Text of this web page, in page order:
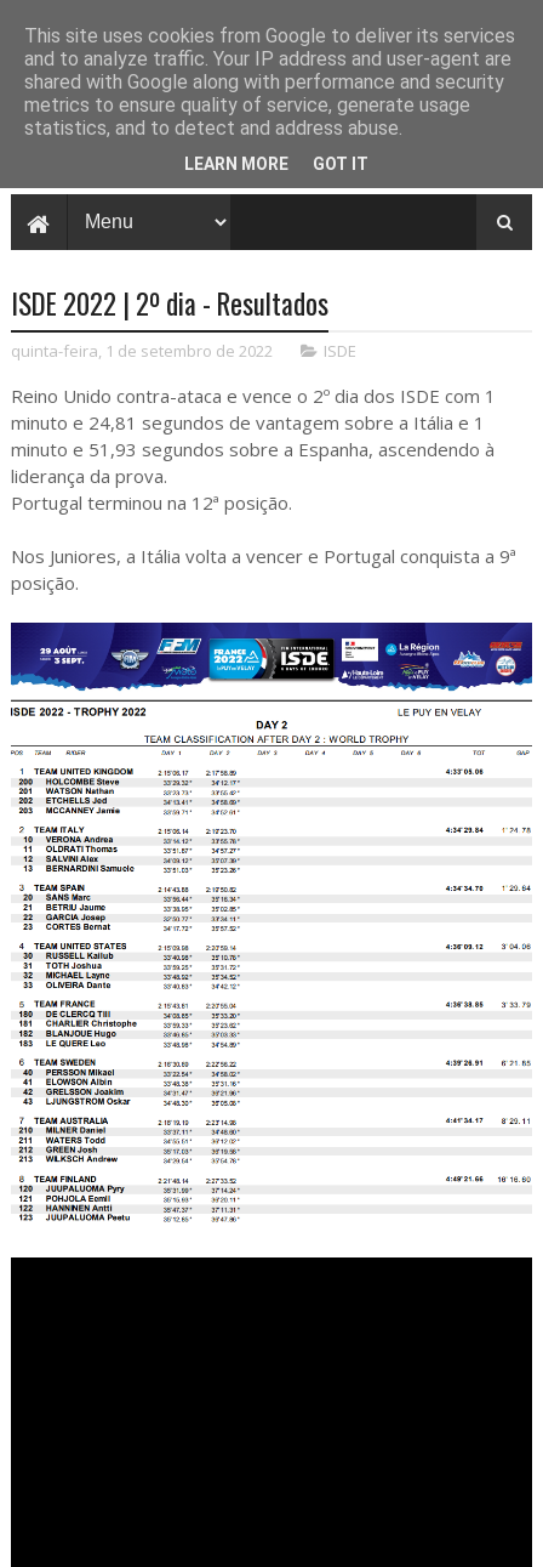
ISDE 2022 | 2º dia - Resultados
quinta-feira, 1 de setembro de 2022 ISDE
Reino Unido contra-ataca e vence o 2º dia dos ISDE com 1
minuto e 24,81 segundos de vantagem sobre a Itália e 1
minuto e 51,93 segundos sobre a Espanha, ascendendo à
liderança da prova.
Portugal terminou na 12ª posição.
Nos Juniores, a Itália volta a vencer e Portugal conquista a 9ª
posição.
This site uses cookies from Google to deliver its services
and to analyze traffic. Your IP address and user-agent are
shared with Google along with performance and security
metrics to ensure quality of service, generate usage
statistics, and to detect and address abuse.
LEARN MORE GOT IT